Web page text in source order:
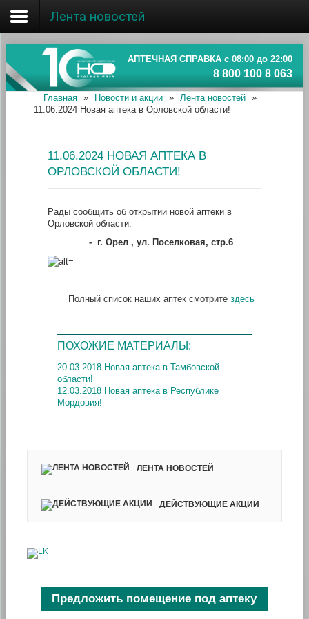
Главная
Об ассоциации
Наши аптеки
Информация
Лента новостей
АПТЕЧНАЯ СПРАВКА с 08:00 до 22:00
8 800 100 8 063
Главная » Новости и акции » Лента новостей
»
11.06.2024 Новая аптека в Орловской области!
11.06.2024 НОВАЯ АПТЕКА В
ОРЛОВСКОЙ ОБЛАСТИ!
Рады сообщить об открытии новой аптеки в
Орловской области:
- г. Орел , ул. Поселковая, стр.6
Полный список наших аптек смотрите здесь
ПОХОЖИЕ МАТЕРИАЛЫ:
20.03.2018 Новая аптека в Тамбовской
области!
12.03.2018 Новая аптека в Республике
Мордовия!
ЛЕНТА НОВОСТЕЙ
ДЕЙСТВУЮЩИЕ АКЦИИ
Предложить помещение под аптеку